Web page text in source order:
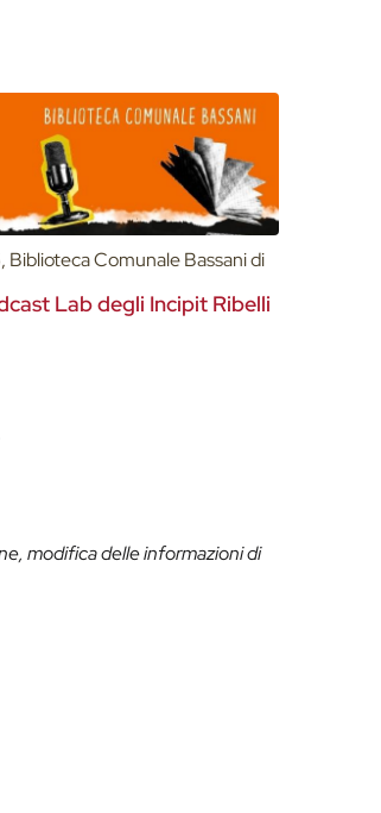
Comunale Bassani di
Lab degli Incipit Ribelli
modifica delle informazioni di